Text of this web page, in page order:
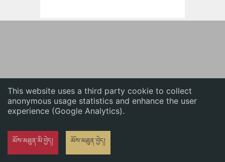
This website uses a third party cookie to collect
anonymous usage statistics and enhance the user
experience (Google Analytics).
མོས་མཐུན་མི་བྱེད། མོས་མཐུན་བྱེད།